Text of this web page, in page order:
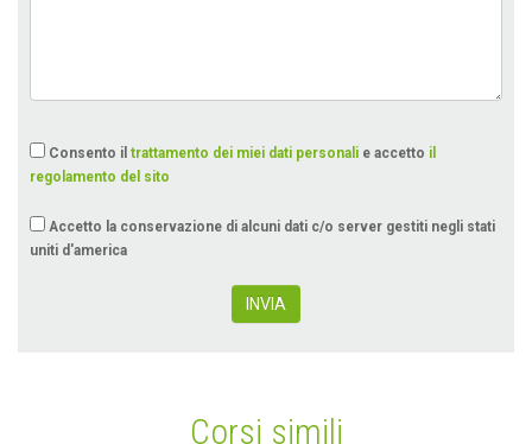
Consento il trattamento dei miei dati personali e accetto il
regolamento del sito
Accetto la conservazione di alcuni dati c/o server gestiti negli stati
uniti d'america
INVIA
Corsi simili